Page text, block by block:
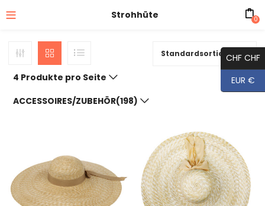
Strohhüte 0
Standardsortierung
4 Produkte pro Seite
ACCESSOIRES/ZUBEHÖR(198)
CHF CHF
EUR €